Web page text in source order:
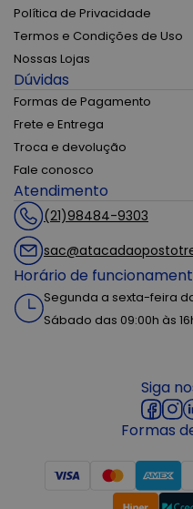
Política de Privacidade
Termos e Condições de Uso
Nossas Lojas
Dúvidas
Formas de Pagamento
Frete e Entrega
Troca e devolução
Fale conosco
Atendimento
(21)98484-9303
Horário de
Segunda a sexta-feira
Sábado das 09:00h às
Siga
Formas